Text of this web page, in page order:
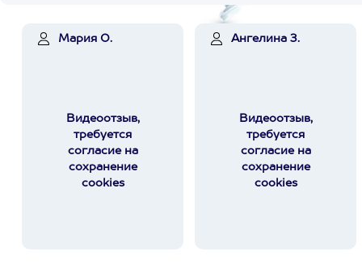
Мария О.
Видеоотзыв,
требуется
согласие на
сохранение
cookies
Ангелина З.
Видеоотзыв,
требуется
согласие на
сохранение
cookies